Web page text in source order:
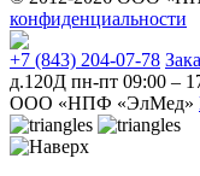
конфиденциальности
+7 (843) 204-07-78
д.120Д пн-пт 09:00 –
ООО «НПФ «ЭлМед»